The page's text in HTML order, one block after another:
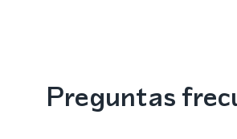
Preguntas